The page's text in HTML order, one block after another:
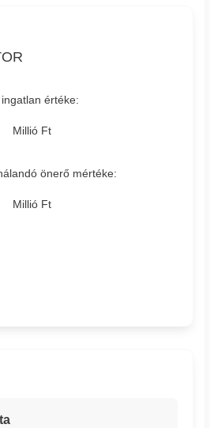
értéke:
Millió Ft
önerő mértéke:
Millió Ft